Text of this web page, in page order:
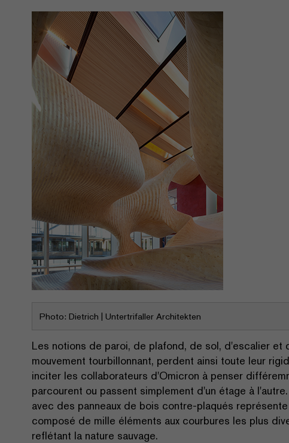
Photo: Dietrich | Untertrifaller Architekten
Les notions de paroi, de plafond, de sol, d'escalier et
mouvement tourbillonnant, perdent ainsi toute leur
inciter les collaborateurs d'Omicron à penser
parcourent ou passent simplement d'un étage à
avec des panneaux de bois contre-plaqués
composé de mille éléments aux courbures les plus
reflétant la nature sauvage.